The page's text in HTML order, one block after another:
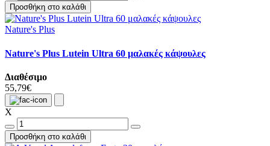
Προσθήκη στο καλάθι
Nature's Plus
Nature's Plus Lutein Ultra 60 μαλακές κάψουλες
Διαθέσιμο
55,79€
X
Προσθήκη στο καλάθι